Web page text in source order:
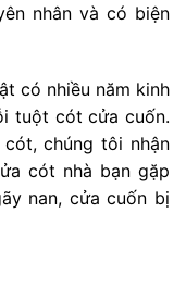
nhân và có biện
có nhiều năm kinh
tuột cót cửa cuốn.
chúng tôi nhận
cót nhà bạn gặp
nan, cửa cuốn bị